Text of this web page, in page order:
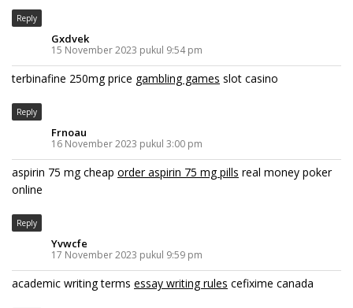
Reply
Gxdvek
15 November 2023 pukul 9:54 pm
terbinafine 250mg price gambling games slot casino
Reply
Frnoau
16 November 2023 pukul 3:00 pm
aspirin 75 mg cheap order aspirin 75 mg pills real money poker
online
Reply
Yvwcfe
17 November 2023 pukul 9:59 pm
academic writing terms essay writing rules cefixime canada